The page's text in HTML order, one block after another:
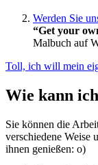
Werden Sie
“Get your
Malbuch auf
Toll, ich will mein
Wie kann
Sie können die
verschiedene Weise
ihnen genießen: o)